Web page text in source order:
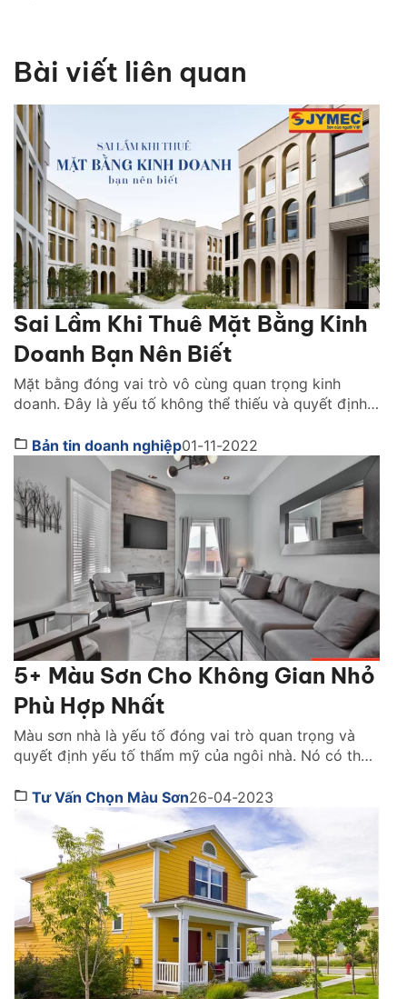
Bài viết liên quan
Sai Lầm Khi Thuê Mặt Bằng Kinh
Doanh Bạn Nên Biết
Mặt bằng đóng vai trò vô cùng quan trọng kinh
doanh. Đây là yếu tố không thể thiếu và quyết định
doanh nghiệp. Có rất nhiều của hàng, doanh nghiệp
thua lỗ, đóng cửa hoặc chuyển địa điểm vì không
thể chi trả các […]
Bản tin doanh nghiệp01-11-2022
5+ Màu Sơn Cho Không Gian Nhỏ
Phù Hợp Nhất
Màu sơn nhà là yếu tố đóng vai trò quan trọng và
quyết định yếu tố thẩm mỹ của ngôi nhà. Nó có thể
gian tùy theo sắc độ mà nó mang lại. Việc lựa chọn
màu sơn tốt nhất cho không gian nhà […]
Tư Vấn Chọn Màu Sơn26-04-2023